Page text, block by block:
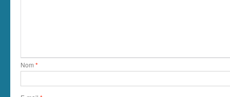
Nom *